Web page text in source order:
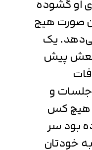
او گشوده
صورت هیچ
یک
پیش
و
هیچ کس
بود سر
خودتان